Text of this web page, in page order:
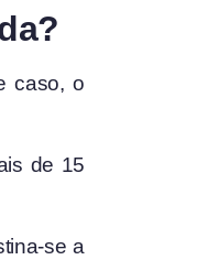
caso, o
de 15
se a